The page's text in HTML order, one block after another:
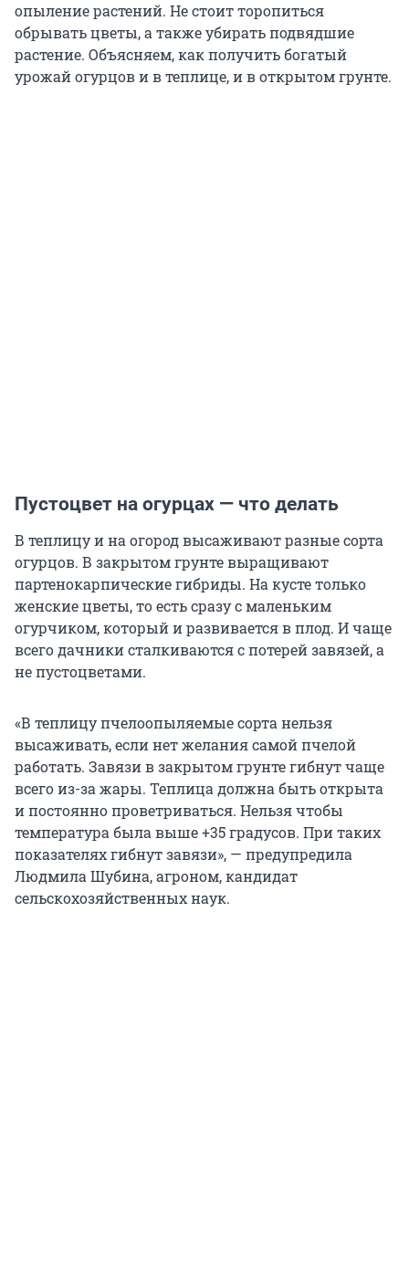
опыление растений. Не стоит торопиться
обрывать цветы, а также убирать подвядшие
растение. Объясняем, как получить богатый
урожай огурцов и в теплице, и в открытом грунте.
Пустоцвет на огурцах — что делать
В теплицу и на огород высаживают разные сорта
огурцов. В закрытом грунте выращивают
партенокарпические гибриды. На кусте только
женские цветы, то есть сразу с маленьким
огурчиком, который и развивается в плод. И чаще
всего дачники сталкиваются с потерей завязей, а
не пустоцветами.
«В теплицу пчелоопыляемые сорта нельзя
высаживать, если нет желания самой пчелой
работать. Завязи в закрытом грунте гибнут чаще
всего из-за жары. Теплица должна быть открыта
и постоянно проветриваться. Нельзя чтобы
температура была выше +35 градусов. При таких
показателях гибнут завязи», — предупредила
Людмила Шубина, агроном, кандидат
сельскохозяйственных наук.